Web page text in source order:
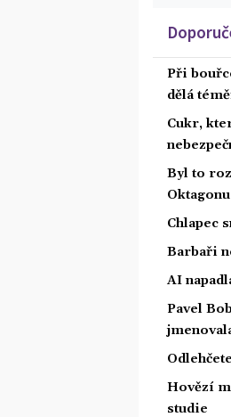
Při
dělá
Cukr,
Byl to
Oktagonu
Chlapec
Barbaři
AI
Pavel
Hovězí
studie